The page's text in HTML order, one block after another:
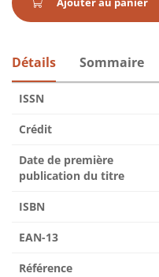
Détails Sommaire
ISSN
Crédit
Date de première
publication du titre
ISBN
EAN-13
Référence